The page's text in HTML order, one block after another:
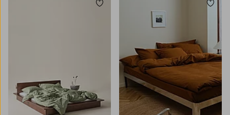
Lisää suosikkeihin Lisää
180X200